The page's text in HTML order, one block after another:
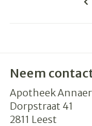
Neem
Apotheek
Dorpstraat 41
2811 Leest